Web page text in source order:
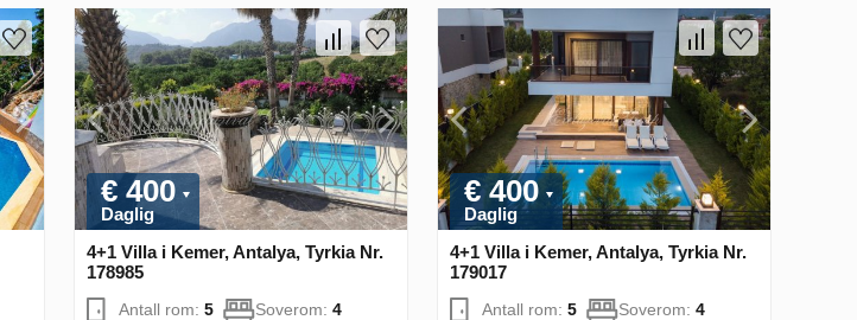
€ 400
Daglig
4+1 Villa i Kemer, Antalya, Tyrkia Nr.
178985
Antall rom: 5 Soverom: 4
€ 400
Daglig
4+1 Villa i Kemer, Antalya, Tyrkia Nr.
179017
Antall rom: 5 Soverom: 4